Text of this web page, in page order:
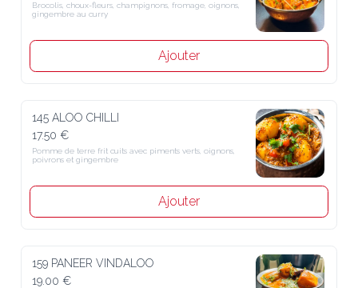
Brocolis, choux-fleurs, champignons, fromage, oignons,
gingembre au curry
Ajouter
145 ALOO CHILLI
17.50 €
Pomme de terre frit cuits avec piments verts, oignons,
poivrons et gingembre
Ajouter
159 PANEER VINDALOO
19.00 €